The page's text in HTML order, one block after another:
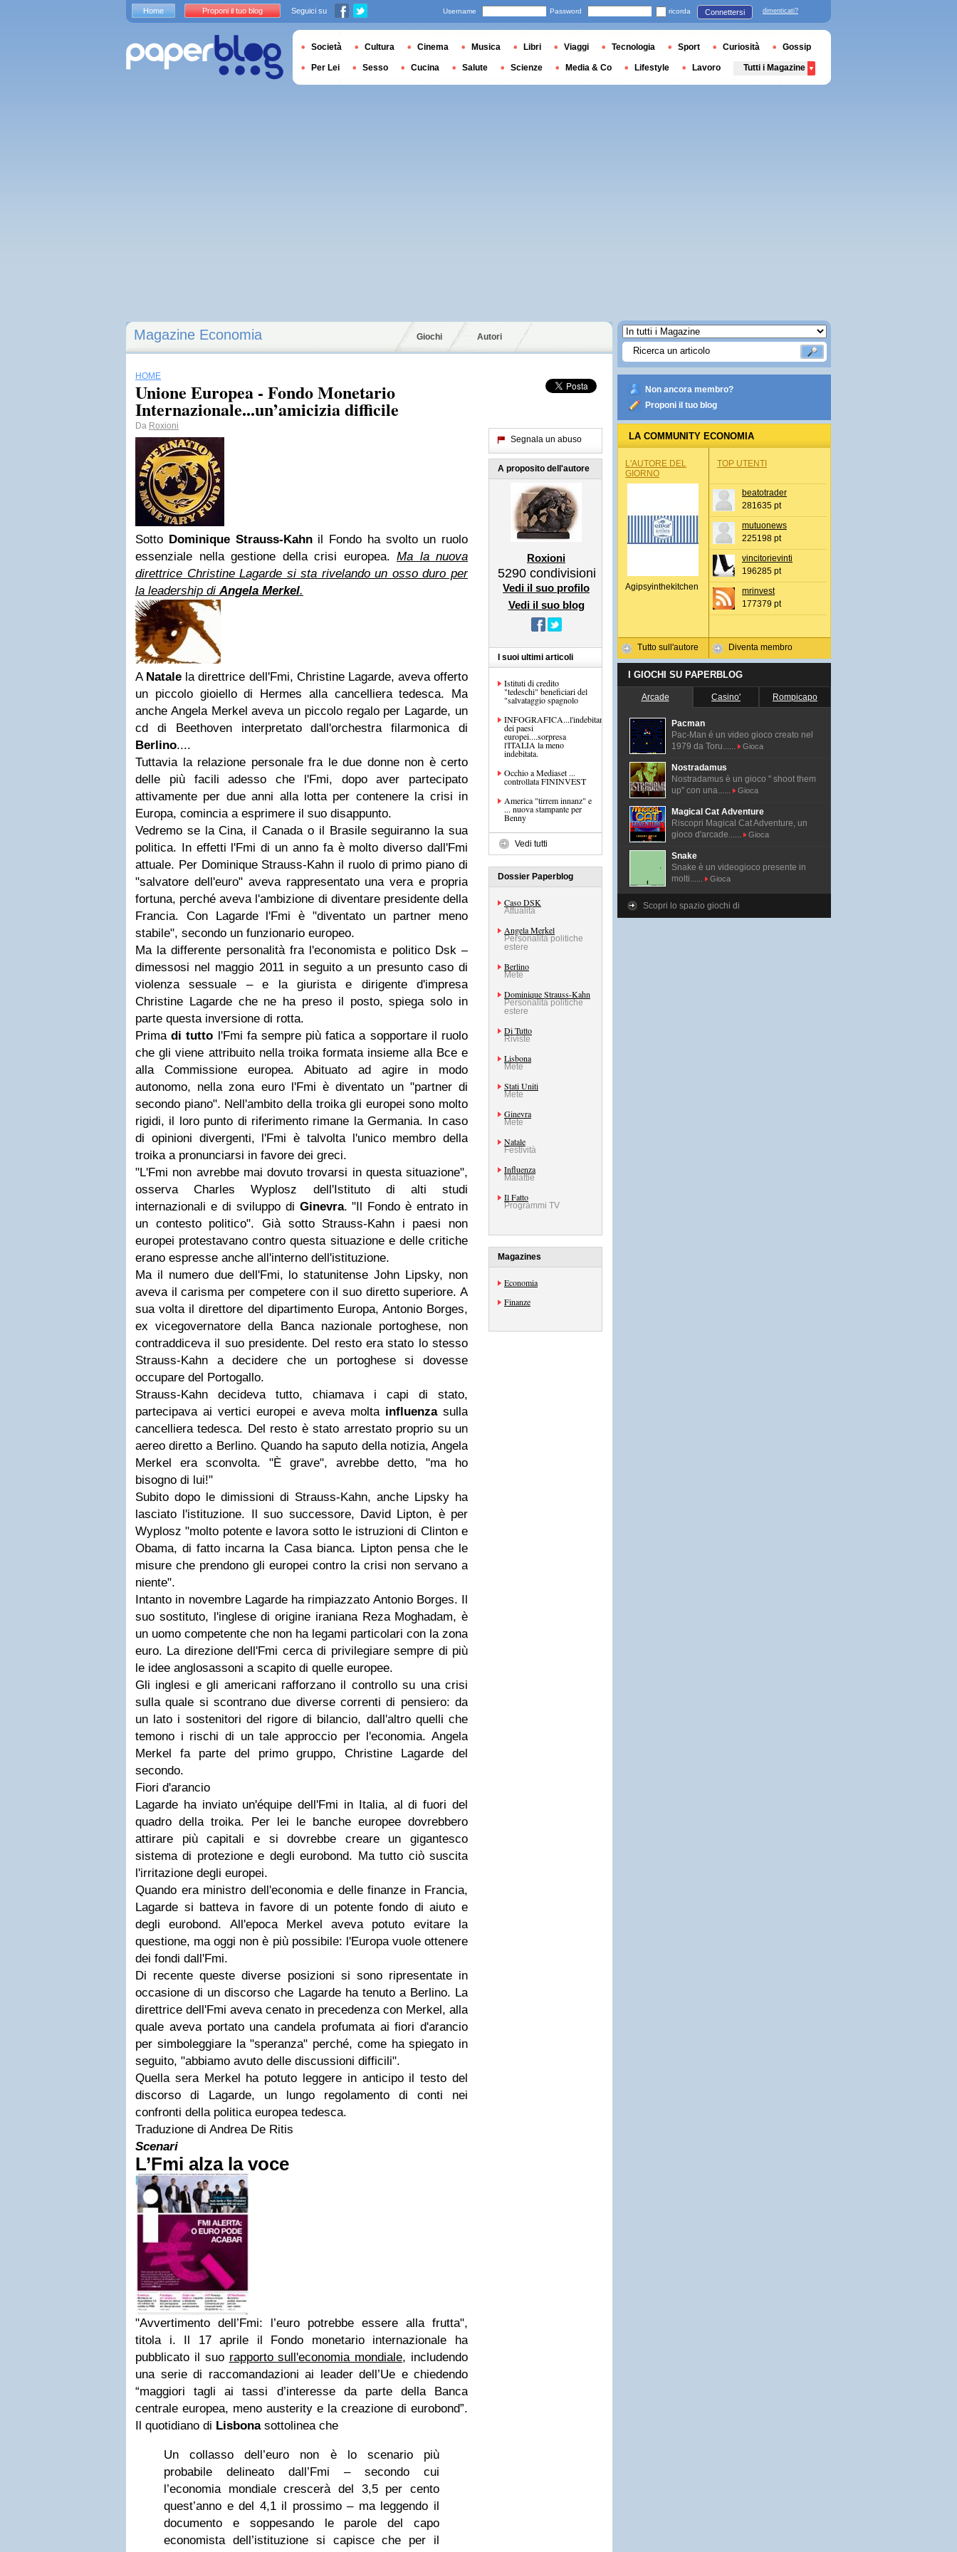
Magazine Economia Giochi Autori
HOME
Unione Europea - Fondo Monetario
Internazionale...un’amicizia difficile
Da Roxioni
Sotto Dominique Strauss-Kahnil Fondo ha svolto un ruolo
essenziale nella gestione della crisi europea. Ma la nuova
direttrice Christine Lagarde si sta rivelando un osso duro per
la leadership diAngela Merkel.
A Natale la direttrice dell'Fmi, Christine Lagarde, aveva offerto
un piccolo gioiello di Hermes alla cancelliera tedesca. Ma
anche Angela Merkel aveva un piccolo regalo per Lagarde, un
cd di Beethoven interpretato dall'orchestra filarmonica di
Berlino....
Tuttavia la relazione personale fra le due donne non è certo
delle più facili adesso che l'Fmi, dopo aver partecipato
attivamente per due anni alla lotta per contenere la crisi in
Europa, comincia a esprimere il suo disappunto.
Vedremo se la Cina, il Canada o il Brasile seguiranno la sua
politica. In effetti l'Fmi di un anno fa è molto diverso dall'Fmi
attuale. Per Dominique Strauss-Kahn il ruolo di primo piano di
"salvatore dell'euro" aveva rappresentato una vera e propria
fortuna, perché aveva l'ambizione di diventare presidente della
Francia. Con Lagarde l'Fmi è "diventato un partner meno
stabile", secondo un funzionario europeo.
Ma la differente personalità fra l'economista e politico Dsk –
dimessosi nel maggio 2011 in seguito a un presunto caso di
violenza sessuale – e la giurista e dirigente d'impresa
Christine Lagarde che ne ha preso il posto, spiega solo in
parte questa inversione di rotta.
Primadi tutto l'Fmi fa sempre più fatica a sopportare il ruolo
che gli viene attribuito nella troika formata insieme alla Bce e
alla Commissione europea. Abituato ad agire in modo
autonomo, nella zona euro l'Fmi è diventato un "partner di
secondo piano". Nell'ambito della troika gli europei sono molto
rigidi, il loro punto di riferimento rimane la Germania. In caso
di opinioni divergenti, l'Fmi è talvolta l'unico membro della
troika a pronunciarsi in favore dei greci.
"L'Fmi non avrebbe mai dovuto trovarsi in questa situazione",
osserva Charles Wyplosz dell'Istituto di alti studi
internazionali e di sviluppo di Ginevra. "Il Fondo è entrato in
un contesto politico". Già sotto Strauss-Kahn i paesi non
europei protestavano contro questa situazione e delle critiche
erano espresse anche all'interno dell'istituzione.
Ma il numero due dell'Fmi, lo statunitense John Lipsky, non
aveva il carisma per competere con il suo diretto superiore. A
sua volta il direttore del dipartimento Europa, Antonio Borges,
ex vicegovernatore della Banca nazionale portoghese, non
contraddiceva il suo presidente. Del resto era stato lo stesso
Strauss-Kahn a decidere che un portoghese si dovesse
occupare del Portogallo.
Strauss-Kahn decideva tutto, chiamava i capi di stato,
partecipava ai vertici europei e aveva molta influenzasulla
cancelliera tedesca. Del resto è stato arrestato proprio su un
aereo diretto a Berlino. Quando ha saputo della notizia, Angela
Merkel era sconvolta. "È grave", avrebbe detto, "ma ho
bisogno di lui!"
Subito dopo le dimissioni di Strauss-Kahn, anche Lipsky ha
lasciato l'istituzione. Il suo successore, David Lipton, è per
Wyplosz "molto potente e lavora sotto le istruzioni di Clinton e
Obama, di fatto incarna la Casa bianca. Lipton pensa che le
misure che prendono gli europei contro la crisi non servano a
niente".
Intanto in novembre Lagarde ha rimpiazzato Antonio Borges. Il
suo sostituto, l'inglese di origine iraniana Reza Moghadam, è
un uomo competente che non ha legami particolari con la zona
euro. La direzione dell'Fmi cerca di privilegiare sempre di più
le idee anglosassoni a scapito di quelle europee.
Gli inglesi e gli americani rafforzano il controllo su una crisi
sulla quale si scontrano due diverse correnti di pensiero: da
un lato i sostenitori del rigore di bilancio, dall'altro quelli che
temono i rischi di un tale approccio per l'economia. Angela
Merkel fa parte del primo gruppo, Christine Lagarde del
secondo.
Fiori d'arancio
Lagarde ha inviato un'équipe dell'Fmi in Italia, al di fuori del
quadro della troika. Per lei le banche europee dovrebbero
attirare più capitali e si dovrebbe creare un gigantesco
sistema di protezione e degli eurobond. Ma tutto ciò suscita
l'irritazione degli europei.
Quando era ministro dell'economia e delle finanze in Francia,
Lagarde si batteva in favore di un potente fondo di aiuto e
degli eurobond. All'epoca Merkel aveva potuto evitare la
questione, ma oggi non è più possibile: l'Europa vuole ottenere
dei fondi dall'Fmi.
Di recente queste diverse posizioni si sono ripresentate in
occasione di un discorso che Lagarde ha tenuto a Berlino. La
direttrice dell'Fmi aveva cenato in precedenza con Merkel, alla
quale aveva portato una candela profumata ai fiori d'arancio
per simboleggiare la "speranza" perché, come ha spiegato in
seguito, "abbiamo avuto delle discussioni difficili".
Quella sera Merkel ha potuto leggere in anticipo il testo del
discorso di Lagarde, un lungo regolamento di conti nei
confronti della politica europea tedesca.
Traduzione di Andrea De Ritis
Scenari
L’Fmi alza la voce
"Avvertimento dell’Fmi: l’euro potrebbe essere alla frutta",
titola i. Il 17 aprile il Fondo monetario internazionale ha
pubblicato il suo rapporto sull'economia mondiale, includendo
una serie di raccomandazioni ai leader dell’Ue e chiedendo
“maggiori tagli ai tassi d’interesse da parte della Banca
centrale europea, meno austerity e la creazione di eurobond”.
Il quotidiano di Lisbonasottolinea che
Un collasso dell’euro non è lo scenario più
probabile delineato dall’Fmi – secondo cui
l’economia mondiale crescerà del 3,5 per cento
quest’anno e del 4,1 il prossimo – ma leggendo il
documento e soppesando le parole del capo
economista dell’istituzione si capisce che per il
Segnala un abuso
A proposito dell'autore
Roxioni
5290 condivisioni
Vedi il suo profilo
Vedi il suo blog
I suoi ultimi articoli
Istituti di credito
"tedeschi" beneficiari del
"salvataggio spagnolo
INFOGRAFICA...l'indebitamento
dei paesi
europei....sorpresa
l'ITALIA la meno
indebitata.
Occhio a Mediaset ...
controllata FININVEST
America "tirrem innanz" e
... nuova stampante per
Benny
Vedi tutti
Dossier Paperblog
Caso DSK
Attualità
Angela Merkel
Personalità politiche
estere
Berlino
Mete
Dominique Strauss-Kahn
Personalità politiche
estere
Di Tutto
Riviste
Lisbona
Mete
Stati Uniti
Mete
Ginevra
Mete
Natale
Festività
Influenza
Malattie
Il Fatto
Programmi TV
Magazines
Economia
Finanze
Non ancora membro?
Proponi il tuo blog
LA COMMUNITY ECONOMIA
L'AUTORE DEL
GIORNO
Agipsyinthekitchen
Tutto sull'autore
TOP UTENTI
beatotrader
281635 pt
mutuonews
225198 pt
vincitorievinti
196285 pt
mrinvest
177379 pt
Diventa membro
I GIOCHI SU PAPERBLOG
Arcade Casino' Rompicapo
Pacman
Pac-Man é un video gioco creato nel
1979 da Toru......
Gioca
Nostradamus
Nostradamus è un gioco " shoot them
up" con una......
Gioca
Magical Cat Adventure
Riscopri Magical Cat Adventure, un
gioco d'arcade......
Gioca
Snake
Snake è un videogioco presente in
molti......
Gioca
Scopri lo spazio giochi di
Home Proponi il tuo blog Seguici su Username Password ricorda Connettersi dimenticati?
Società Cultura Cinema Musica Libri Viaggi Tecnologia Sport Curiosità Gossip
Per Lei Sesso Cucina Salute Scienze Media & Co Lifestyle Lavoro Tutti i Magazine